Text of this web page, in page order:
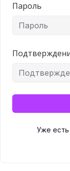
Пароль
Уже есть